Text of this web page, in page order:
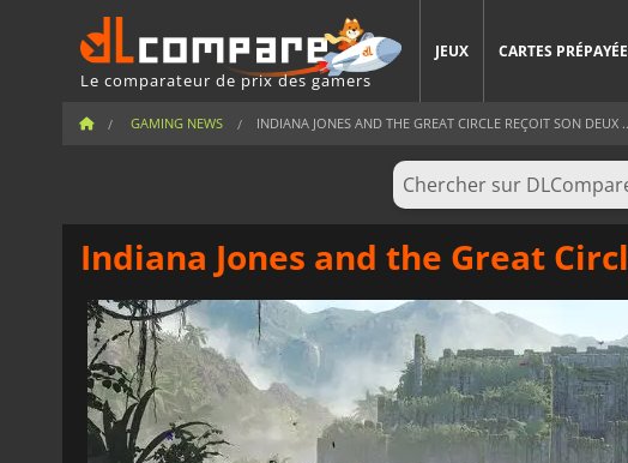
Le comparateur de prix des gamers
JEUX CARTES
GAMING NEWS INDIANA JONES AND THE GREAT CIRCLE REÇOIT SON DEUX
Indiana Jones and the Great